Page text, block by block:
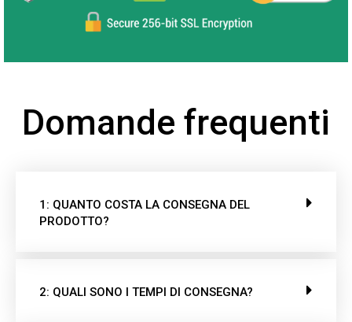
Domande frequenti
1: QUANTO COSTA LA CONSEGNA DEL
PRODOTTO?
2: QUALI SONO I TEMPI DI CONSEGNA?